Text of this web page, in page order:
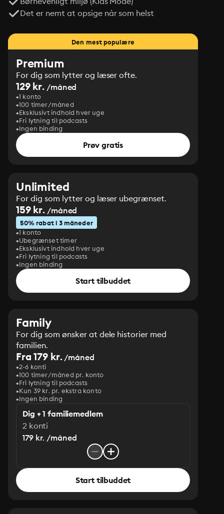
Det er nemt at opsige når som helst
Den mest populære
Premium
For dig som lytter og læser ofte.
129 kr. /måned
1 konto
100 timer/måned
Eksklusivt indhold hver uge
Fri lytning til podcasts
Ingen binding
Prøv gratis
Unlimited
For dig som lytter og læser ubegrænset.
159 kr. /måned
50% rabat i 3 måneder
1 konto
Ubegrænset timer
Eksklusivt indhold hver uge
Fri lytning til podcasts
Ingen binding
Start tilbuddet
Family
For dig som ønsker at dele historier med
familien.
Fra 179 kr./måned
2-6 konti
100 timer/måned pr. konto
Fri lytning til podcasts
Kun 39 kr. pr. ekstra konto
Ingen binding
Dig + 1 familiemedlem
2 konti
179 kr. /måned
Start tilbuddet